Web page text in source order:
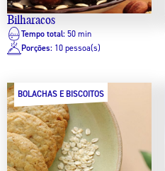
Bilharacos
Tempo total: 50 min
Porções: 10 pessoa(s)
BOLACHAS E BISCOITOS